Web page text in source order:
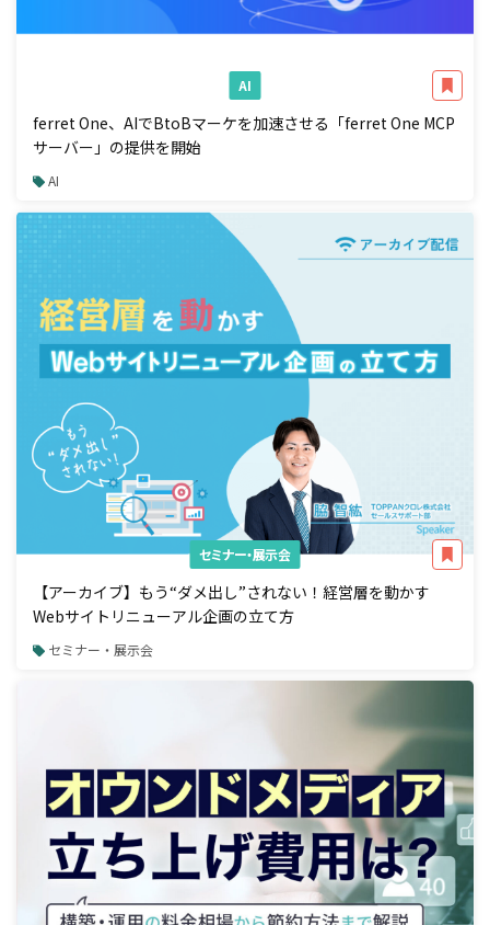
AI
ferret One、AIでBtoBマーケを加速させる「ferret One MCP
サーバー」の提供を開始
AI
セミナー・展示会
【アーカイブ】もう“ダメ出し”されない！経営層を動かす
Webサイトリニューアル企画の立て方
セミナー・展示会